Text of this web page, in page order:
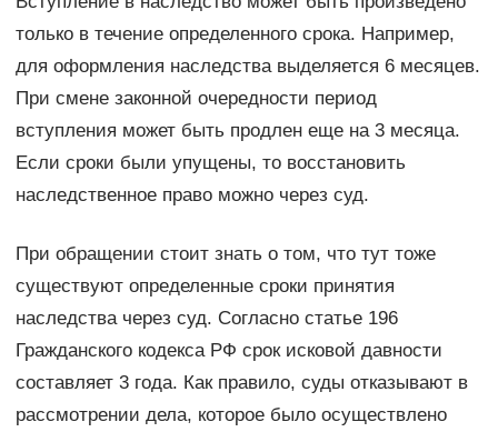
только в течение определенного срока. Например,
для оформления наследства выделяется 6 месяцев.
При смене законной очередности период
вступления может быть продлен еще на 3 месяца.
Если сроки были упущены, то восстановить
наследственное право можно через суд.
При обращении стоит знать о том, что тут тоже
существуют определенные сроки принятия
наследства через суд. Согласно статье 196
Гражданского кодекса РФ срок исковой давности
составляет 3 года. Как правило, суды отказывают в
рассмотрении дела, которое было осуществлено